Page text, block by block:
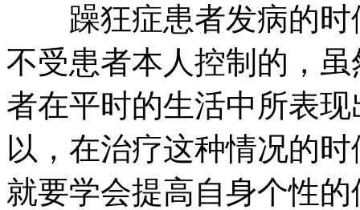
躁狂症患者发病的时
不受患者本人控制的，
者在平时的生活中所表
以，在治疗这种情况的
就要学会提高自身个性